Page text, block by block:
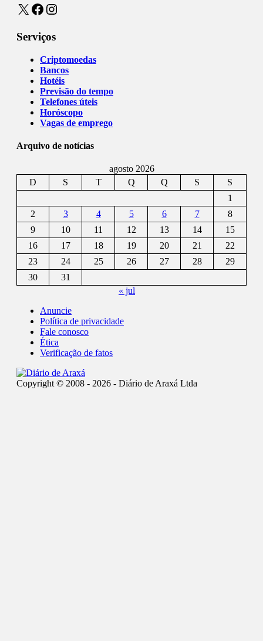
X Facebook
Instagram
Serviços
Criptomoedas
Bancos
Hotéis
Previsão do tempo
Telefones úteis
Horóscopo
Vagas de emprego
Arquivo de notícias
agosto 2026
D
S T Q Q S
S
1
2
3 4 5 6 7
8
9
10 11 12 13 14
15
16
17 18 19 20 21
22
23
24 25 26 27 28
29
30
31
« jul
Anuncie
Política de privacidade
Fale conosco
Ética
Verificação de fatos
Copyright © 2008 - 2026 - Diário de Araxá Ltda